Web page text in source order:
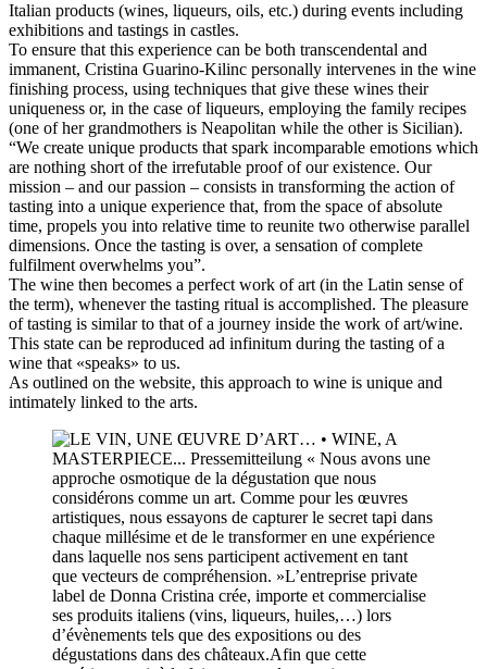
Italian products (wines, liqueurs, oils, etc.) during events including
exhibitions and tastings in castles.
To ensure that this experience can be both transcendental and
immanent, Cristina Guarino-Kilinc personally intervenes in the wine
finishing process, using techniques that give these wines their
uniqueness or, in the case of liqueurs, employing the family recipes
(one of her grandmothers is Neapolitan while the other is Sicilian).
“We create unique products that spark incomparable emotions which
are nothing short of the irrefutable proof of our existence. Our
mission – and our passion – consists in transforming the action of
tasting into a unique experience that, from the space of absolute
time, propels you into relative time to reunite two otherwise parallel
dimensions. Once the tasting is over, a sensation of complete
fulfilment overwhelms you”.
The wine then becomes a perfect work of art (in the Latin sense of
the term), whenever the tasting ritual is accomplished. The pleasure
of tasting is similar to that of a journey inside the work of art/wine.
This state can be reproduced ad infinitum during the tasting of a
wine that «speaks» to us.
As outlined on the website, this approach to wine is unique and
intimately linked to the arts.